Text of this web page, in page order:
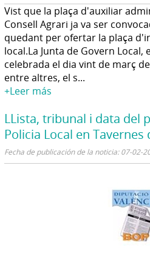
Vist que la plaça d'auxiliar
Consell Agrari ja va ser
quedant per ofertar la plaça
local.La Junta de Govern Local,
celebrada el dia vint de març
entre altres, el s...
+Leer más
LLista, tribunal i data del
Policia Local en Tavernes
Fecha de publicación de la noticia: 07-02-